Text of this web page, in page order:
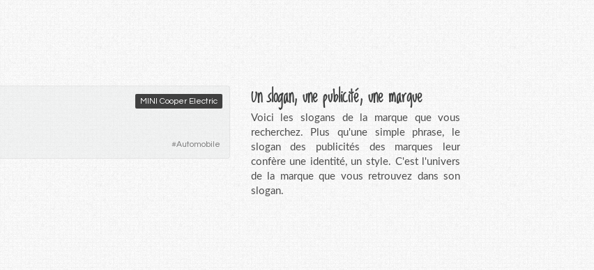
MINI Cooper Electric
#Automobile
Un slogan, une publicité, une marque
Voici les slogans de la marque que vous
recherchez. Plus qu'une simple phrase, le
slogan des publicités des marques leur
confère une identité, un style. C'est l'univers
de la marque que vous retrouvez dans son
slogan.